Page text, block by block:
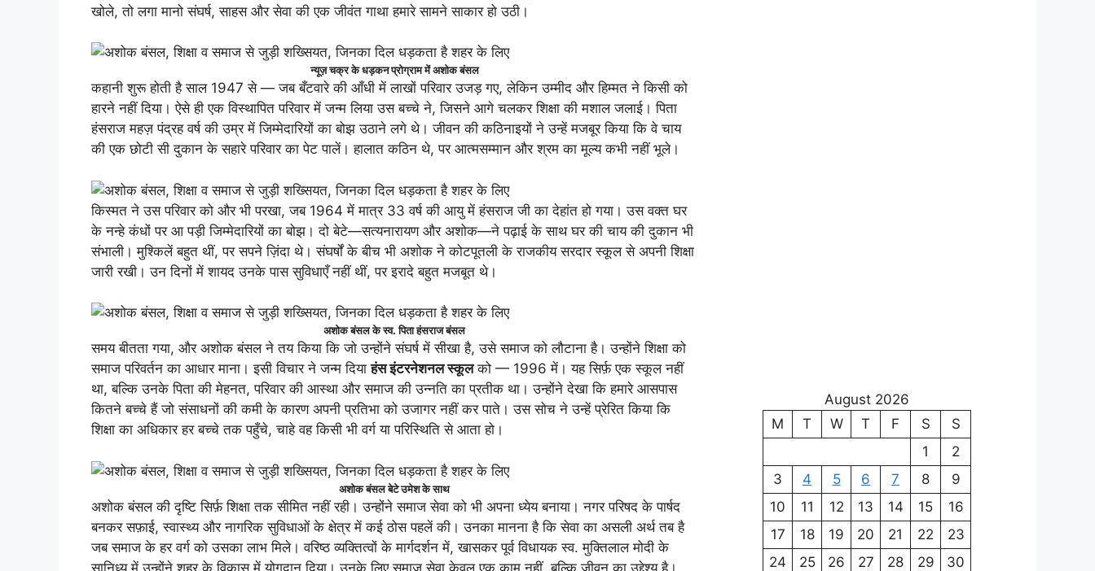
खोले, तो लगा मानो संघर्ष, साहस और सेवा की एक जीवंत गाथा हमारे सामने साकार हो उठी।
न्यूज़ चक्र के धड़कन प्रोग्राम में अशोक बंसल
कहानी शुरू होती है साल 1947 से — जब बँटवारे की आँधी में लाखों परिवार उजड़ गए, लेकिन उम्मीद और हिम्मत ने किसी को
हारने नहीं दिया। ऐसे ही एक विस्थापित परिवार में जन्म लिया उस बच्चे ने, जिसने आगे चलकर शिक्षा की मशाल जलाई। पिता
हंसराज महज़ पंद्रह वर्ष की उम्र में जिम्मेदारियों का बोझ उठाने लगे थे। जीवन की कठिनाइयों ने उन्हें मजबूर किया कि वे चाय
की एक छोटी सी दुकान के सहारे परिवार का पेट पालें। हालात कठिन थे, पर आत्मसम्मान और श्रम का मूल्य कभी नहीं भूले।
किस्मत ने उस परिवार को और भी परखा, जब 1964 में मात्र 33 वर्ष की आयु में हंसराज जी का देहांत हो गया। उस वक्त घर
के नन्हे कंधों पर आ पड़ी जिम्मेदारियों का बोझ। दो बेटे—सत्यनारायण और अशोक—ने पढ़ाई के साथ घर की चाय की दुकान भी
संभाली। मुश्किलें बहुत थीं, पर सपने ज़िंदा थे। संघर्षों के बीच भी अशोक ने कोटपूतली के राजकीय सरदार स्कूल से अपनी शिक्षा
जारी रखी। उन दिनों में शायद उनके पास सुविधाएँ नहीं थीं, पर इरादे बहुत मजबूत थे।
अशोक बंसल के स्व. पिता हंसराज बंसल
समय बीतता गया, और अशोक बंसल ने तय किया कि जो उन्होंने संघर्ष में सीखा है, उसे समाज को लौटाना है। उन्होंने शिक्षा को
समाज परिवर्तन का आधार माना। इसी विचार ने जन्म दियाहंस इंटरनेशनल स्कूलको — 1996 में। यह सिर्फ़ एक स्कूल नहीं
था, बल्कि उनके पिता की मेहनत, परिवार की आस्था और समाज की उन्नति का प्रतीक था। उन्होंने देखा कि हमारे आसपास
कितने बच्चे हैं जो संसाधनों की कमी के कारण अपनी प्रतिभा को उजागर नहीं कर पाते। उस सोच ने उन्हें प्रेरित किया कि
शिक्षा का अधिकार हर बच्चे तक पहुँचे, चाहे वह किसी भी वर्ग या परिस्थिति से आता हो।
अशोक बंसल बेटे उमेश के साथ
अशोक बंसल की दृष्टि सिर्फ़ शिक्षा तक सीमित नहीं रही। उन्होंने समाज सेवा को भी अपना ध्येय बनाया। नगर परिषद के पार्षद
बनकर सफ़ाई, स्वास्थ्य और नागरिक सुविधाओं के क्षेत्र में कई ठोस पहलें की। उनका मानना है कि सेवा का असली अर्थ तब है
जब समाज के हर वर्ग को उसका लाभ मिले। वरिष्ठ व्यक्तित्वों के मार्गदर्शन में, खासकर पूर्व विधायक स्व. मुक्तिलाल मोदी के
सानिध्य में उन्होंने शहर के विकास में योगदान दिया। उनके लिए समाज सेवा केवल एक काम नहीं, बल्कि जीवन का उद्देश्य है।
August 2026
M
T W T F S
S
1
2
3
4 5 6 7 8
9
10
11 12 13 14 15
16
17
18 19 20 21 22
23
24
25 26 27 28 29
30